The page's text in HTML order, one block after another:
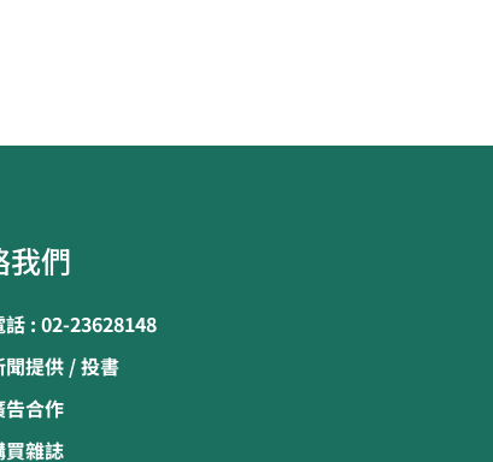
們
: 02-23628148
提供 / 投書
合作